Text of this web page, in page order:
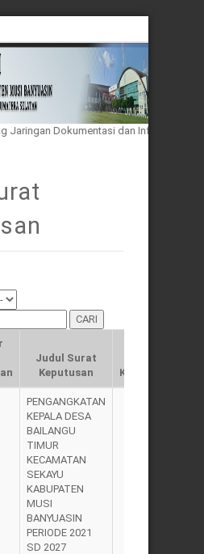
Dokumentasi dan Informasi
Judul Surat
Keputusan
Keputusan
PENGANGKATAN
KEPALA DESA
BAILANGU
TIMUR
KECAMATAN
SEKAYU
KABUPATEN
MUSI
BANYUASIN
PERIODE 2021
SD 2027